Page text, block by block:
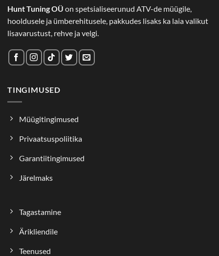
Hunt Tuning OÜ on spetsialiseerunud ATV-de müügile,
hooldusele ja ümberehitusele, pakkudes lisaks ka laia valikut
lisavarustust, rehve ja velgi.
TINGIMUSED
Müügitingimused
Privaatsuspoliitika
Garantiitingimused
Järelmaks
Tagastamine
Ärikliendile
Teenused